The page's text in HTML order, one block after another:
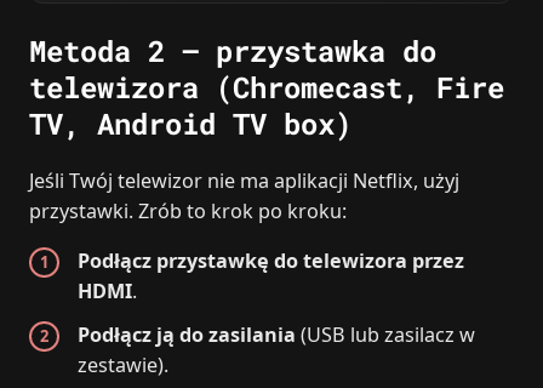
Metoda 2 – przystawka do
telewizora (Chromecast, Fire
TV, Android TV box)
Jeśli Twój telewizor nie ma aplikacji Netflix, użyj
przystawki. Zrób to krok po kroku:
Podłącz przystawkę do telewizora przez
HDMI.
Podłącz ją do zasilania (USB lub zasilacz w
zestawie).